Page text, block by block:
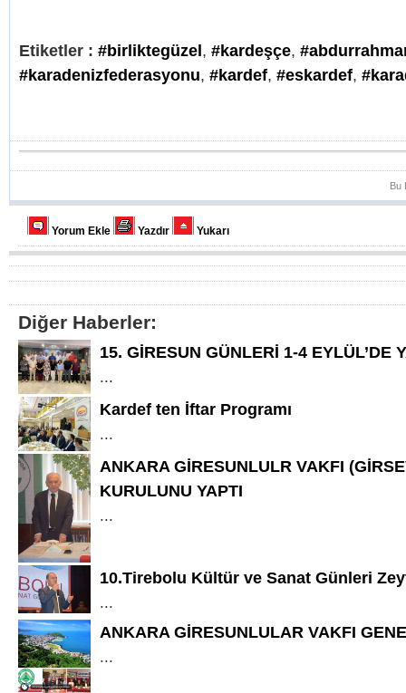
Etiketler : #birliktegüzel, #kardeşçe,
#karadenizfederasyonu, #kardef, #eskardef,
Bu
Yorum Ekle Yazdır Yukarı
Diğer Haberler:
15. GİRESUN GÜNLERİ 1-4 EYLÜL’DE
...
Kardef ten İftar Programı
...
ANKARA GİRESUNLULR VAKFI
KURULUNU YAPTI
...
10.Tirebolu Kültür ve Sanat Günleri
...
ANKARA GİRESUNLULAR VAKFI
...